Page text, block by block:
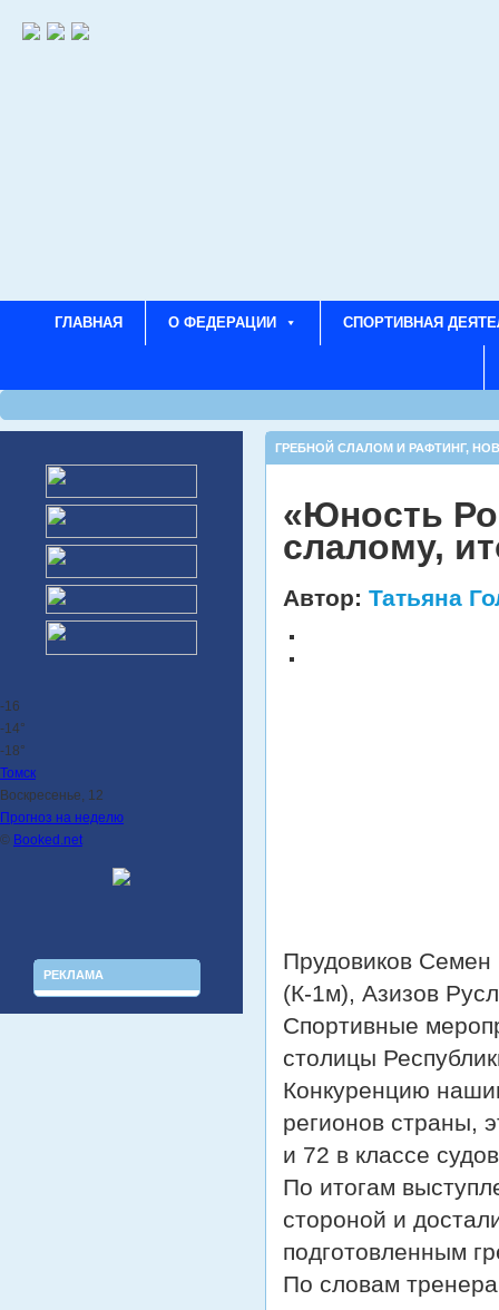
ГЛАВНАЯ О ФЕДЕРАЦИИ СПОРТИВНАЯ
-16
-14°
-18°
Томск
Воскресенье, 12
Прогноз на неделю
© Booked.net
РЕКЛАМА
ГРЕБНОЙ СЛАЛОМ И РАФТИНГ,
«Юность
слалому,
Автор: Татьяна
Прудовиков
(К-1м), Азизов
Спортивные
столицы
Конкуренцию
регионов страны,
и 72 в классе
По итогам
стороной и
подготовленным
По словам